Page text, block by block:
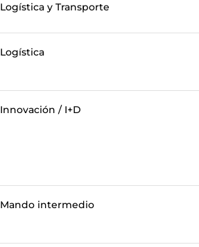
Logística y Transporte
Logística
Innovación / I+D
Mando intermedio